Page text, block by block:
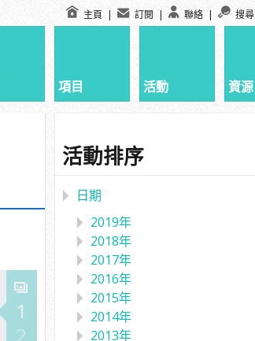
主頁 | 訂閱 | 聯絡 | 搜尋
項目 活動 資源
1
2
活動排序
日期
2019年
2018年
2017年
2016年
2015年
2014年
2013年